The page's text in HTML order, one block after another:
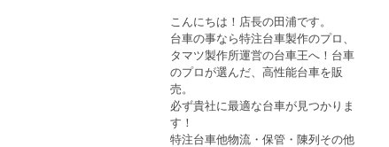
こんにちは！店長の田浦です。
台車の事なら特注台車製作のプロ、
タマツ製作所運営の台車王へ！台車
のプロが選んだ、高性能台車を販
売。
必ず貴社に最適な台車が見つかりま
す！
特注台車他物流・保管・陳列その他